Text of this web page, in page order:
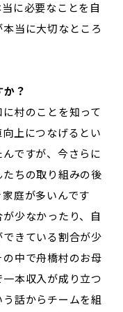
に必要なことを自
当に大切なところ
か？
村のことを知って
上につなげるとい
ですが、今さらに
ちの取り組みの後
庭が多いんです
少なかったり、自
きている割合が少
中で舟橋村のお母
本収入が成り立つ
話からチームを組